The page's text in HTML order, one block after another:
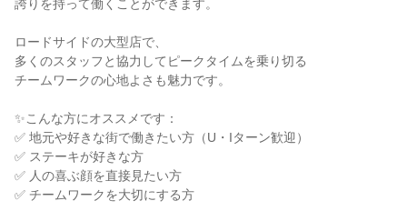
誇りを持って働くことができます。
ロードサイドの大型店で、
多くのスタッフと協力してピークタイムを乗り切る
チームワークの心地よさも魅力です。
✨こんな方にオススメです：
✅ 地元や好きな街で働きたい方（U・Iターン歓迎）
✅ ステーキが好きな方
✅ 人の喜ぶ顔を直接見たい方
✅ チームワークを大切にする方